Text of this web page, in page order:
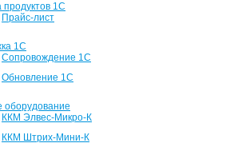
1С
Прайс-лист
1С
Сопровождение 1С
Обновление 1С
оборудование
ККМ Элвес-Микро-К
ККМ Штрих-Мини-К